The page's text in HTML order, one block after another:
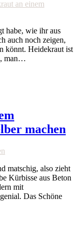
habe, wie ihr aus
auch noch zeigen,
könnt. Heidekraut ist
man…
machen
matschig, also zieht
Kürbisse aus Beton
mit
Das Schöne